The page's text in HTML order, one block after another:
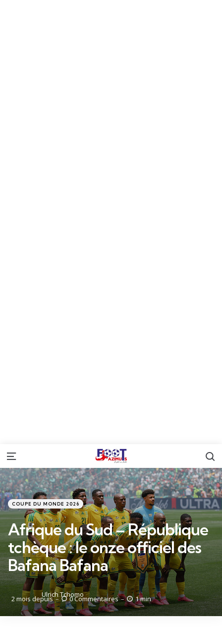
Menu
Catégories
Posté
dans
COUPE DU MONDE 2026
Afrique du Sud – République
tchèque : le onze officiel des
Bafana Bafana
Posté
par
Ulrich Tchomo
2 mois depuis 0Commentaires 1 min